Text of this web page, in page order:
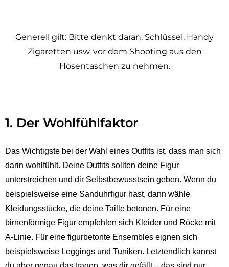
Generell gilt: Bitte denkt daran, Schlüssel, Handy
Zigaretten usw. vor dem Shooting aus den
Hosentaschen zu nehmen.
1. Der Wohlfühlfaktor
Das Wichtigste bei der Wahl eines Outfits ist, dass man sich
darin wohlfühlt. Deine Outfits sollten deine Figur
unterstreichen und dir Selbstbewusstsein geben. Wenn du
beispielsweise eine Sanduhrfigur hast, dann wähle
Kleidungsstücke, die deine Taille betonen. Für eine
birnenförmige Figur empfehlen sich Kleider und Röcke mit
A-Linie. Für eine figurbetonte Ensembles eignen sich
beispielsweise Leggings und Tuniken. Letztendlich kannst